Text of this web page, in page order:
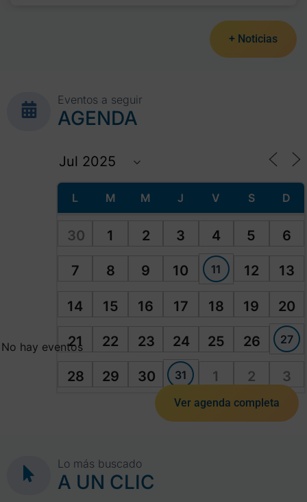
+ Noticias
Eventos a seguir
AGENDA
L M M J V S D
30 1 2 3 4 5 6
7 8 9 10 11 12 13
14 15 16 17 18 19 20
21 22 23 24 25 26 27
28 29 30 31 1 2 3
No hay eventos
Ver agenda completa
Lo más buscado
A UN CLIC